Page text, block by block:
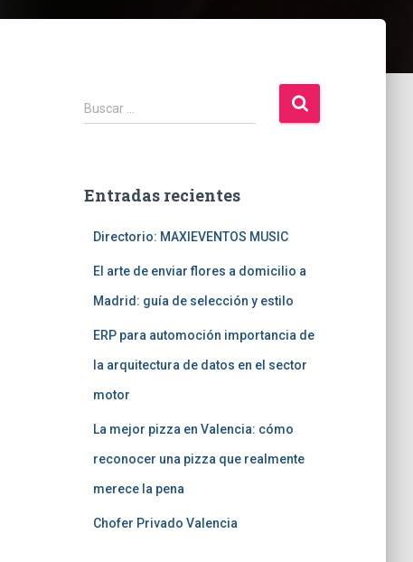
B
u
r
Buscar …
Entradas recientes
Directorio: MAXIEVENTOS MUSIC
El arte de enviar flores a domicilio a
Madrid: guía de selección y estilo
ERP para automoción importancia de
la arquitectura de datos en el sector
motor
La mejor pizza en Valencia: cómo
reconocer una pizza que realmente
merece la pena
Chofer Privado Valencia